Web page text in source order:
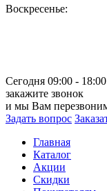
Воскресенье:
Сегодня 09:00 - 18:00
закажите звонок
и мы Вам
Задать вопрос
Главная
Каталог
Акции
Скидки